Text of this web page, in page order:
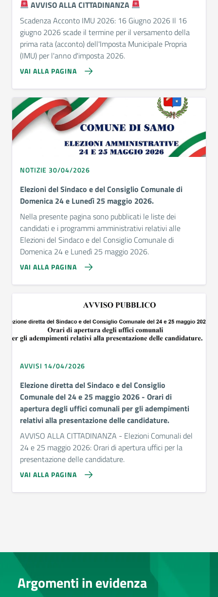
AVVISO ALLA CITTADINANZA
Scadenza Acconto IMU 2026: 16 Giugno 2026 Il 16
giugno 2026 scade il termine per il versamento della
prima rata (acconto) dell'Imposta Municipale Propria
(IMU) per l'anno d'imposta 2026.
VAI ALLA PAGINA
NOTIZIE 30/04/2026
Elezioni del Sindaco e del Consiglio Comunale di
Domenica 24 e Lunedì 25 maggio 2026.
Nella presente pagina sono pubblicati le liste dei
candidati e i programmi amministrativi relativi alle
Elezioni del Sindaco e del Consiglio Comunale di
Domenica 24 e Lunedì 25 maggio 2026.
VAI ALLA PAGINA
AVVISI 14/04/2026
Elezione diretta del Sindaco e del Consiglio
Comunale del 24 e 25 maggio 2026 - Orari di
apertura degli uffici comunali per gli adempimenti
relativi alla presentazione delle candidature.
AVVISO ALLA CITTADINANZA - Elezioni Comunali del
24 e 25 maggio 2026: Orari di apertura uffici per la
presentazione delle candidature.
VAI ALLA PAGINA
Argomenti in evidenza